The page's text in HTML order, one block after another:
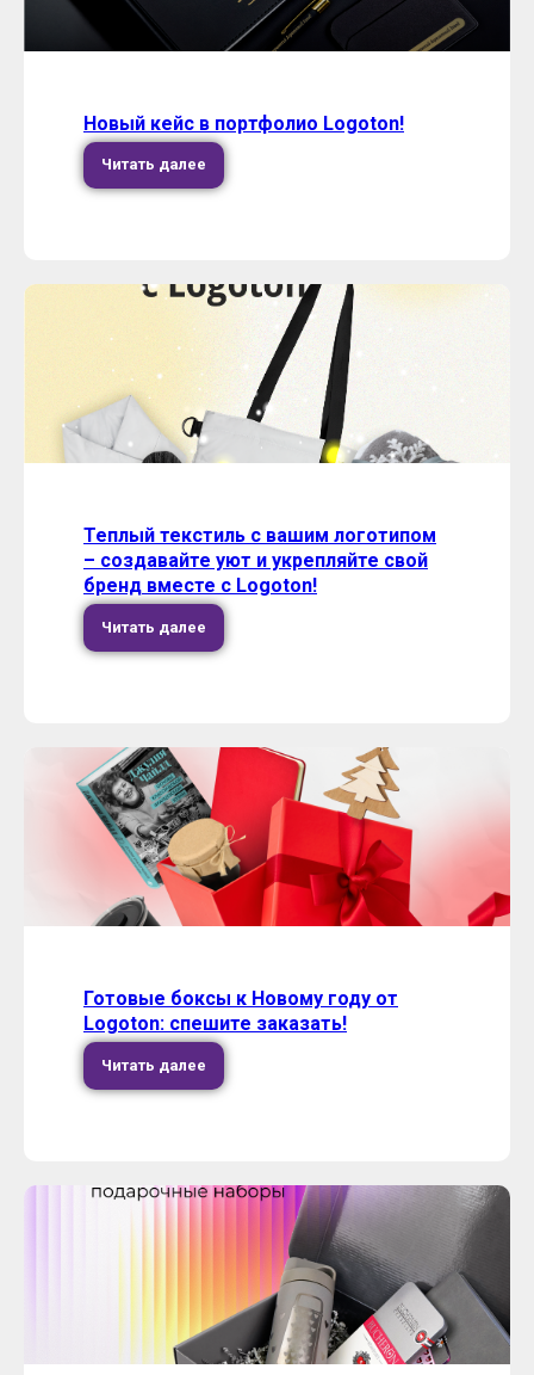
Новый кейс в портфолио Logoton!
Читать далее
Теплый текстиль с вашим логотипом
– создавайте уют и укрепляйте свой
бренд вместе с Logoton!
Читать далее
Готовые боксы к Новому году от
Logoton: спешите заказать!
Читать далее